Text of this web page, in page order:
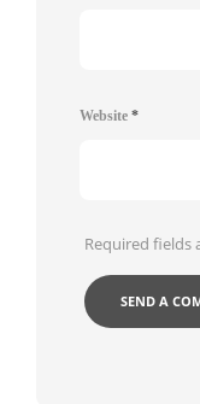
Website *
Required fields